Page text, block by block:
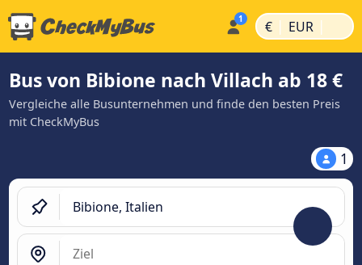
€ | EUR |
Bus von Bibione nach Villach ab 18 €
Vergleiche alle Busunternehmen und finde den besten Preis
mit CheckMyBus
1